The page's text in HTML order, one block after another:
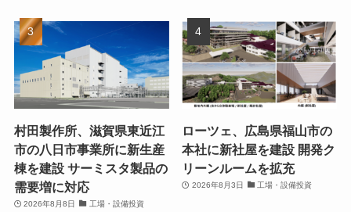
村田製作所、滋賀県東近江
市の八日市事業所に新生産
棟を建設 サーミスタ製品の
需要増に対応
2026年8月8日 工場・設備投資
ローツェ、広島県福山市の
本社に新社屋を建設 開発ク
リーンルームを拡充
2026年8月3日 工場・設備投資